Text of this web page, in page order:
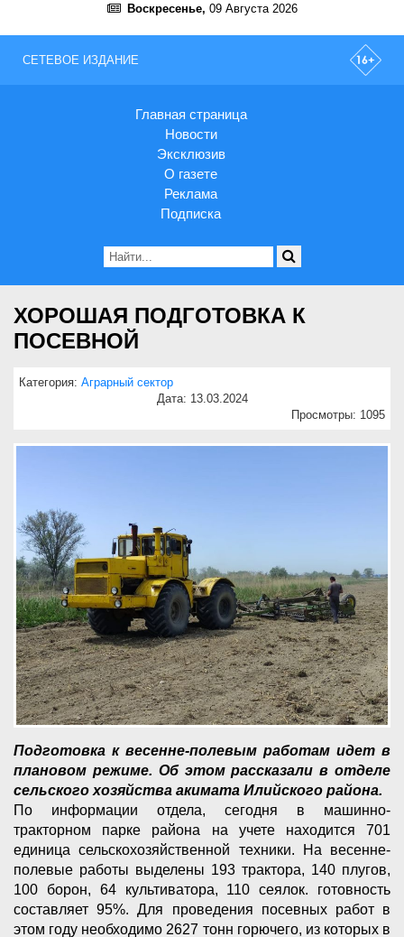
Воскресенье, 09 Августа 2026
СЕТЕВОЕ ИЗДАНИЕ
Главная страница
Новости
Эксклюзив
О газете
Реклама
Подписка
ХОРОШАЯ ПОДГОТОВКА К
ПОСЕВНОЙ
Категория: Аграрный сектор
Дата: 13.03.2024
Просмотры: 1095
Подготовка к весенне-полевым работам идет в
плановом режиме. Об этом рассказали в отделе
сельского хозяйства акимата Илийского района.
По информации отдела, сегодня в машинно-
тракторном парке района на учете находится 701
единица сельскохозяйственной техники. На весенне-
полевые работы выделены 193 трактора, 140 плугов,
100 борон, 64 культиватора, 110 сеялок. готовность
составляет 95%. Для проведения посевных работ в
этом году необходимо 2627 тонн горючего, из которых в